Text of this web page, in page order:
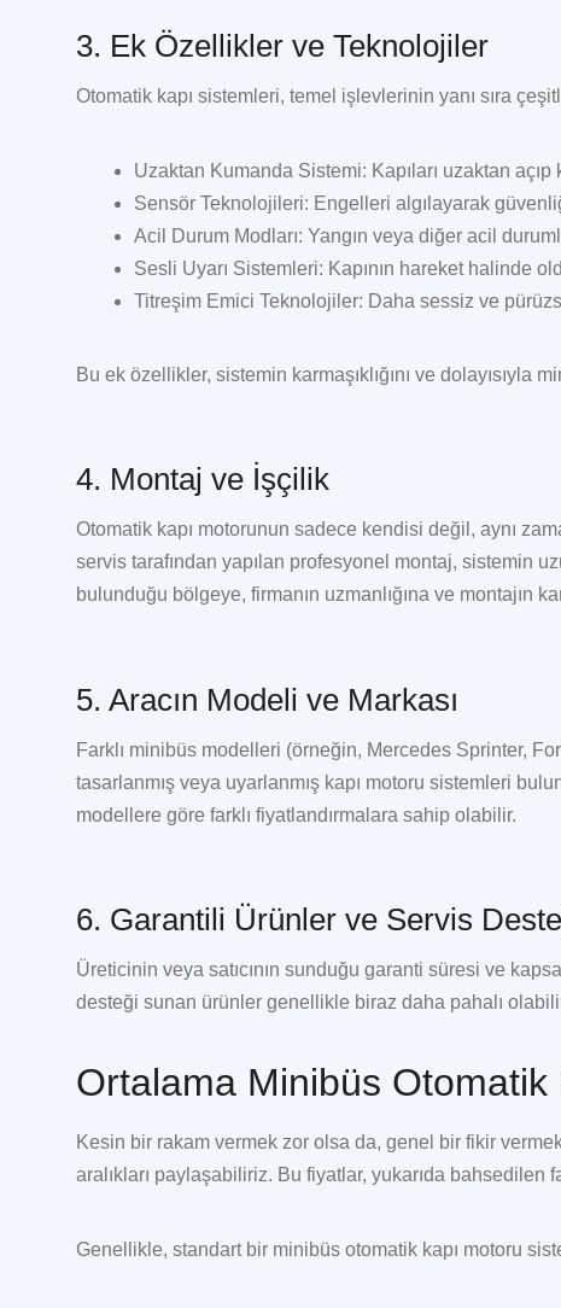
3. Ek Özellikler ve Teknolojiler
Otomatik kapı sistemleri, temel işlevlerinin yanı sıra
Uzaktan Kumanda Sistemi: Kapıları uzaktan
Sensör Teknolojileri: Engelleri algılayarak
Acil Durum Modları: Yangın veya diğer acil
Sesli Uyarı Sistemleri: Kapının hareket halinde
Titreşim Emici Teknolojiler: Daha sessiz ve
Bu ek özellikler, sistemin karmaşıklığını ve dolayısıyla
4. Montaj ve İşçilik
Otomatik kapı motorunun sadece kendisi değil, aynı
servis tarafından yapılan profesyonel montaj, sistemin
bulunduğu bölgeye, firmanın uzmanlığına ve montajın
5. Aracın Modeli ve Markası
Farklı minibüs modelleri (örneğin, Mercedes Sprinter,
tasarlanmış veya uyarlanmış kapı motoru sistemleri
modellere göre farklı fiyatlandırmalara sahip olabilir.
6. Garantili Ürünler ve Servis
Üreticinin veya satıcının sunduğu garanti süresi ve
desteği sunan ürünler genellikle biraz daha pahalı
Ortalama Minibüs Otomatik
Kesin bir rakam vermek zor olsa da, genel bir fikir
aralıkları paylaşabiliriz. Bu fiyatlar, yukarıda
Genellikle, standart bir minibüs otomatik kapı motoru